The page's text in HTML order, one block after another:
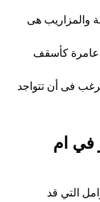
والمزاريب هى
عامرة كأسقف
فى أن تتواجد
في ام
التي قد